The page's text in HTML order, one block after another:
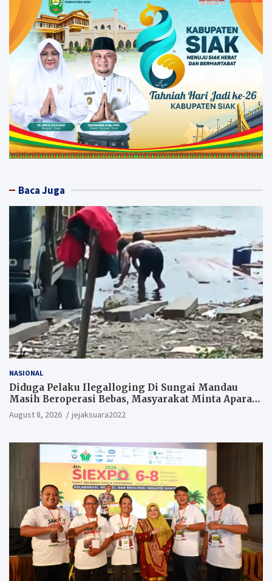
Baca Juga
NASIONAL
Diduga Pelaku Ilegalloging Di Sungai Mandau
Masih Beroperasi Bebas, Masyarakat Minta Aparat
Penegak Hukum Segera Tangkap Aktor Dan
Pengurus.
August 8, 2026 jejaksuara2022